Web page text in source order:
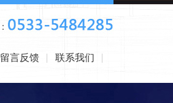
留言反馈 联系我们